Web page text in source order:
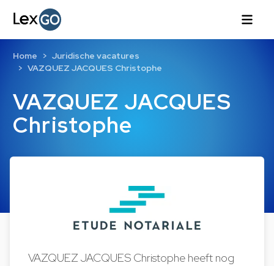
VAZQUEZ JACQUES
Christophe
Home
Juridische vacatures
VAZQUEZ JACQUES Christophe
VAZQUEZ JACQUES Christophe heeft nog